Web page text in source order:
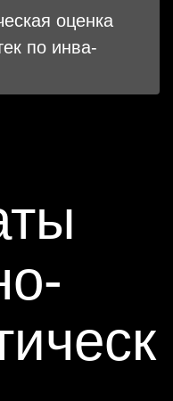
оценка
по инва-